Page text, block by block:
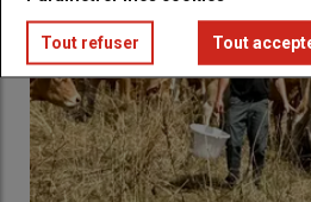
tournée vers les
nature
Une réflexion est désormais
station. Certains équipements
l’image du téléski du Slalom.
Tout refuser Tout